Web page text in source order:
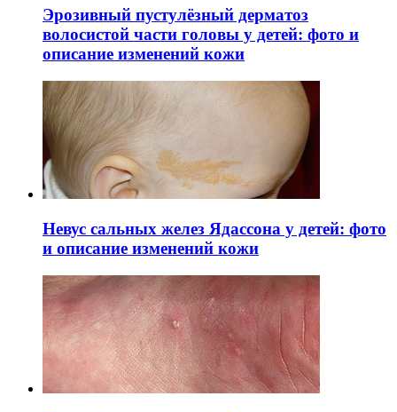
Эрозивный пустулёзный дерматоз
волосистой части головы у детей: фото и
описание изменений кожи
Невус сальных желез Ядассона у детей: фото
и описание изменений кожи